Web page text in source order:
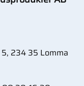
234 35 Lomma